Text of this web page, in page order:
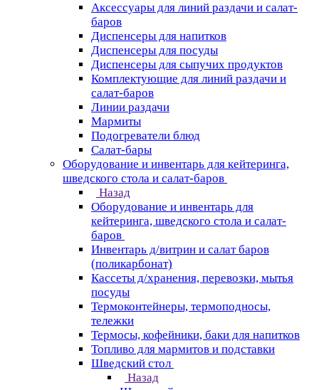
Аксессуары для линий раздачи и салат-
баров
Диспенсеры для напитков
Диспенсеры для посуды
Диспенсеры для сыпучих продуктов
Комплектующие для линий раздачи и
салат-баров
Линии раздачи
Мармиты
Подогреватели блюд
Салат-бары
Оборудование и инвентарь для кейтеринга,
шведского стола и салат-баров
Назад
Оборудование и инвентарь для
кейтеринга, шведского стола и салат-
баров
Инвентарь д/витрин и салат баров
(поликарбонат)
Кассеты д/хранения, перевозки, мытья
посуды
Термоконтейнеры, термоподносы,
тележки
Термосы, кофейники, баки для напитков
Топливо для мармитов и подставки
Шведский стол
Назад